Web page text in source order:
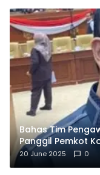
Bahas Tim
Panggil Pemkot
20 June 2025 0